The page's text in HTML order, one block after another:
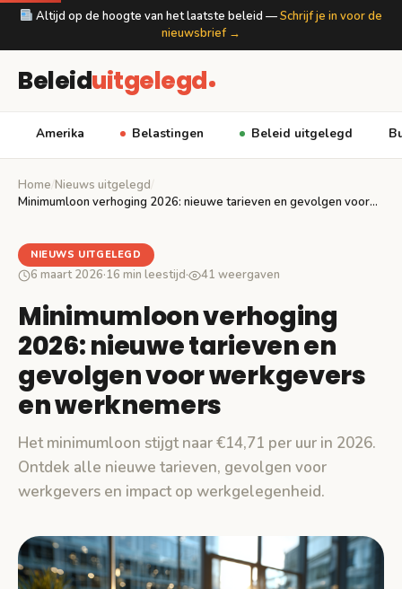
Altijd op de hoogte van het laatste beleid —Schrijf je in voor de
nieuwsbrief →
Beleiduitgelegd
Amerika Belastingen Beleid uitgelegd
Home Nieuws uitgelegd
Minimumloon verhoging 2026: nieuwe tarieven en gevolgen voor…
NIEUWS UITGELEGD
6 maart 2026·16 min leestijd· 41 weergaven
Minimumloon verhoging
2026: nieuwe tarieven en
gevolgen voor werkgevers
en werknemers
Het minimumloon stijgt naar €14,71 per uur in 2026.
Ontdek alle nieuwe tarieven, gevolgen voor
werkgevers en impact op werkgelegenheid.